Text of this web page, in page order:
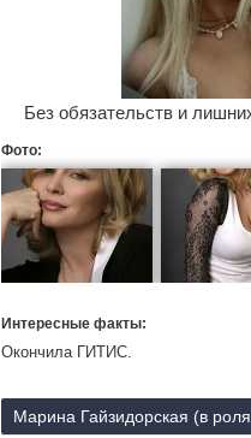
Без обязательств и
Фото:
Интересные факты:
Окончила ГИТИС.
Марина Гайзидорская (в